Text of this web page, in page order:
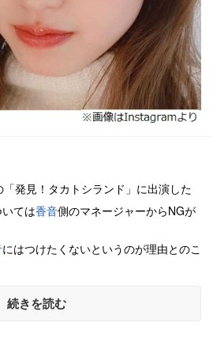
発見！タカトシランド」に出演した
ては香音側のマネージャーからNGが
にはつけたくないというのが理由とのこ
続きを読む